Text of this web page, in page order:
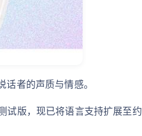
者的声质与情感。
试版，现已将语言支持扩展至约